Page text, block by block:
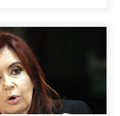
gobernantes con sentido
el rabo entre las patas